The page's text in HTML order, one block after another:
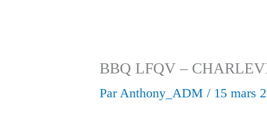
BBQ LFQV –
ParAnthony_ADM / 15 mars